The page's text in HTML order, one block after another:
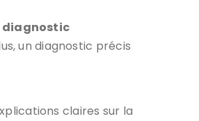
diagnostic
un diagnostic précis
claires sur la